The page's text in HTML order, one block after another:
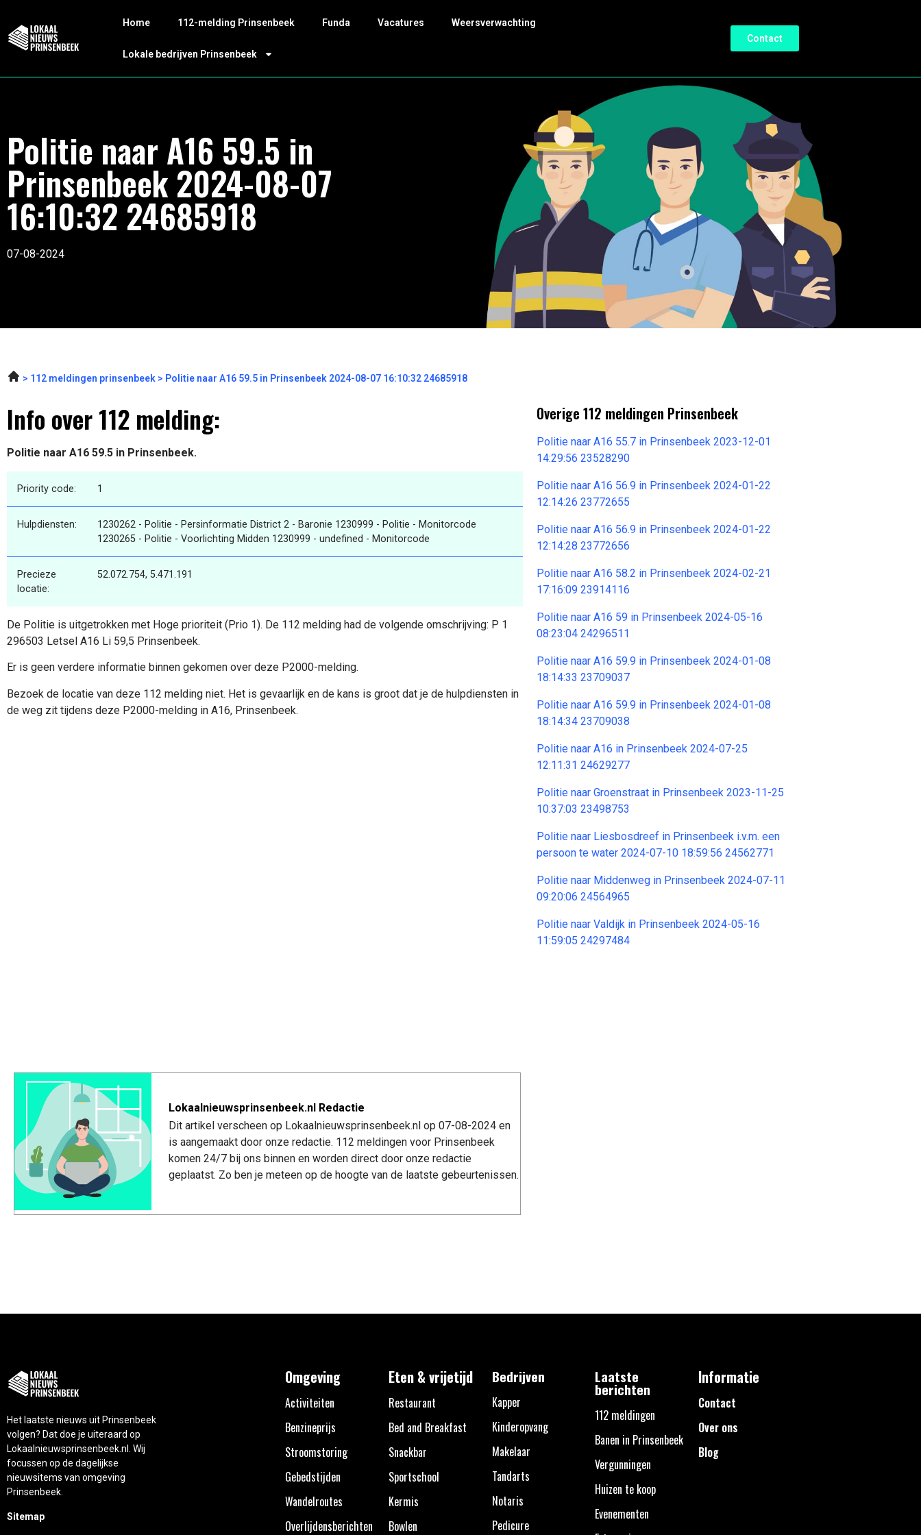
Home 112-melding Prinsenbeek Funda Vacatures Weersverwachting
Lokale bedrijven Prinsenbeek
Contact
Politie naar A16 59.5 in
Prinsenbeek 2024-08-07
16:10:32 24685918
07-08-2024
112 meldingen prinsenbeek Politie naar A16 59.5 in Prinsenbeek 2024-08-07 16:10:32 24685918
Info over 112 melding:
Politie naar A16 59.5 in Prinsenbeek.
Priority code: 1
Hulpdiensten:
1230262 - Politie - Persinformatie District 2 - Baronie 1230999 - Politie - Monitorcode
1230265 - Politie - Voorlichting Midden 1230999 - undefined - Monitorcode
Precieze
locatie:
52.072.754, 5.471.191
De Politie is uitgetrokken met Hoge prioriteit (Prio 1). De 112 melding had de volgende omschrijving: P 1
296503 Letsel A16 Li 59,5 Prinsenbeek.
Er is geen verdere informatie binnen gekomen over deze P2000-melding.
Bezoek de locatie van deze 112 melding niet. Het is gevaarlijk en de kans is groot dat je de hulpdiensten in
de weg zit tijdens deze P2000-melding in A16, Prinsenbeek.
Overige 112 meldingen Prinsenbeek
Politie naar A16 55.7 in Prinsenbeek 2023-12-01
14:29:56 23528290
Politie naar A16 56.9 in Prinsenbeek 2024-01-22
12:14:26 23772655
Politie naar A16 56.9 in Prinsenbeek 2024-01-22
12:14:28 23772656
Politie naar A16 58.2 in Prinsenbeek 2024-02-21
17:16:09 23914116
Politie naar A16 59 in Prinsenbeek 2024-05-16
08:23:04 24296511
Politie naar A16 59.9 in Prinsenbeek 2024-01-08
18:14:33 23709037
Politie naar A16 59.9 in Prinsenbeek 2024-01-08
18:14:34 23709038
Politie naar A16 in Prinsenbeek 2024-07-25
12:11:31 24629277
Politie naar Groenstraat in Prinsenbeek 2023-11-25
10:37:03 23498753
Politie naar Liesbosdreef in Prinsenbeek i.v.m. een
persoon te water 2024-07-10 18:59:56 24562771
Politie naar Middenweg in Prinsenbeek 2024-07-11
09:20:06 24564965
Politie naar Valdijk in Prinsenbeek 2024-05-16
11:59:05 24297484
Lokaalnieuwsprinsenbeek.nl Redactie
Dit artikel verscheen op Lokaalnieuwsprinsenbeek.nl op 07-08-2024 en
is aangemaakt door onze redactie. 112 meldingen voor Prinsenbeek
komen 24/7 bij ons binnen en worden direct door onze redactie
geplaatst. Zo ben je meteen op de hoogte van de laatste gebeurtenissen.
Het laatste nieuws uit Prinsenbeek
volgen? Dat doe je uiteraard op
Lokaalnieuwsprinsenbeek.nl. Wij
focussen op de dagelijkse
nieuwsitems van omgeving
Prinsenbeek.
Sitemap
Omgeving
Activiteiten
Benzineprijs
Stroomstoring
Gebedstijden
Wandelroutes
Overlijdensberichten
Eten & vrijetijd
Restaurant
Bed and Breakfast
Snackbar
Sportschool
Kermis
Bowlen
Bedrijven
Kapper
Kinderopvang
Makelaar
Tandarts
Notaris
Pedicure
Laatste
berichten
112 meldingen
Banen in Prinsenbeek
Vergunningen
Huizen te koop
Evenementen
Informatie
Contact
Over ons
Blog